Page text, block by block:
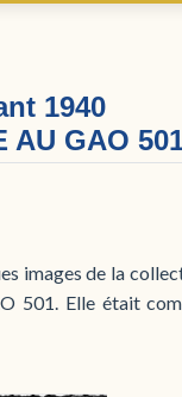
1940
AU GAO
images de la
501. Elle était